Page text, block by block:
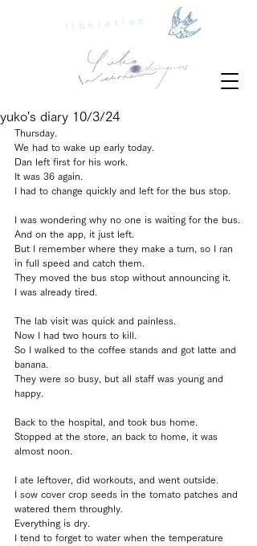
liberation
yuko's diary 10/3/24
Thursday.
We had to wake up early today.
Dan left first for his work.
It was 36 again.
I had to change quickly and left for the bus stop.
I was wondering why no one is waiting for the bus.
And on the app, it just left.
But I remember where they make a turn, so I ran
in full speed and catch them.
They moved the bus stop without announcing it.
I was already tired.
The lab visit was quick and painless.
Now I had two hours to kill.
So I walked to the coffee stands and got latte and
banana.
They were so busy, but all staff was young and
happy.
Back to the hospital, and took bus home.
Stopped at the store, an back to home, it was
almost noon.
I ate leftover, did workouts, and went outside.
I sow cover crop seeds in the tomato patches and
watered them throughly.
Everything is dry.
I tend to forget to water when the temperature